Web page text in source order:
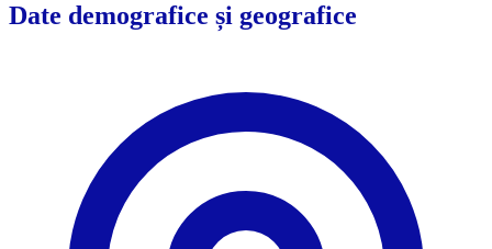
Date demografice și geografice